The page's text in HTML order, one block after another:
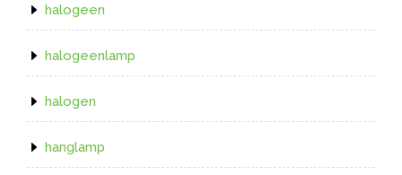
halogeen
halogeenlamp
halogen
hanglamp